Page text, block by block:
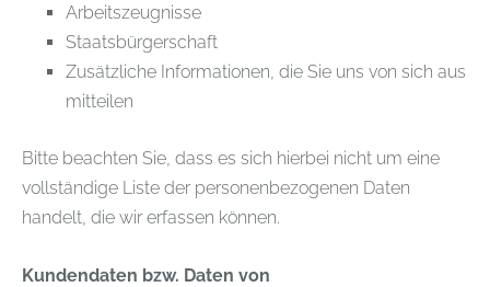
Arbeitszeugnisse
Staatsbürgerschaft
Zusätzliche Informationen, die Sie uns von sich aus
mitteilen
Bitte beachten Sie, dass es sich hierbei nicht um eine
vollständige Liste der personenbezogenen Daten
handelt, die wir erfassen können.
Kundendaten bzw. Daten von